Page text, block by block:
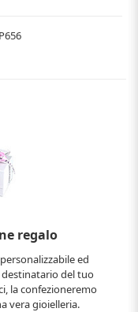
regalo
ed
del tuo
la confezioneremo
vera gioielleria.